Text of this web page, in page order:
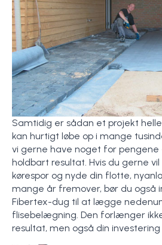
Samtidig er sådan et projekt
kan hurtigt løbe op i mange
vi gerne have noget for
holdbart resultat. Hvis du gerne
kørespor og nyde din flotte,
mange år fremover, bør du også
Fibertex-dug til at lægge
flisebelægning. Den forlænger
resultat, men også din